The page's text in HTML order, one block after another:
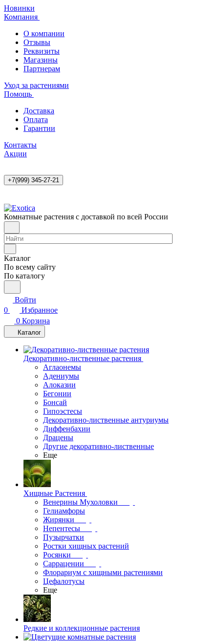
Новинки
Компания
О компании
Отзывы
Реквизиты
Магазины
Партнерам
Уход за растениями
Помощь
Доставка
Оплата
Гарантии
Контакты
Акции
+7(999) 345-27-21
Комнатные растения с доставкой по всей России
Каталог
По всему сайту
По каталогу
Войти
0
Избранное
0 Корзина
Каталог
Декоративно-лиственные растения
Аглаонемы
Адениумы
Алоказии
Бегонии
Бонсай
Гипоэстесы
Декоративно-лиственные антуриумы
Диффенбахии
Драцены
Другие декоративно-лиственные
Еще
Хищные Растения
Венерины Мухоловки
Гелиамфоры
Жирянки
Непентесы
Пузырчатки
Ростки хищных растений
Росянки
Саррацении
Флорариум с хищными растениями
Цефалотусы
Еще
Редкие и коллекционные растения